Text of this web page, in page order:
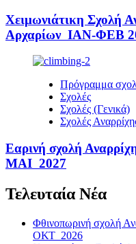
Χειμωνιάτικη Σχολή
Αρχαρίων ΙΑΝ-ΦΕΒ
Πρόγραμμα
Σχολές
Σχολές (Γενικά)
Σχολές
Εαρινή σχολή
ΜΑΙ 2027
Τελευταία Νέα
Φθινοπωρινή σχολή
ΟΚΤ 2026